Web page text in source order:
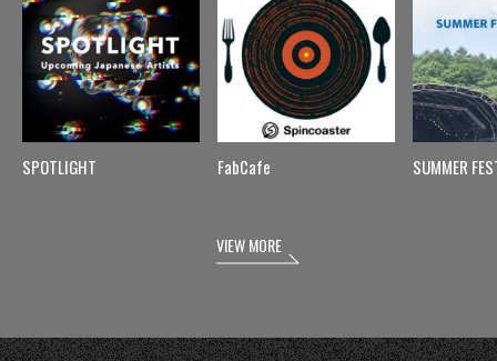
SPOTLIGHT FabCafe SUMMER
VIEW MORE